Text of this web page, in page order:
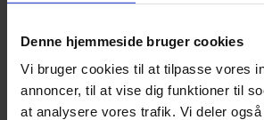
Denne hjemmeside bruger cookies
Vi bruger cookies til at tilpasse vores
annoncer, til at vise dig funktioner til
at analysere vores trafik. Vi deler
Se en oversigt over vores medarbejdere og
nedenfor.